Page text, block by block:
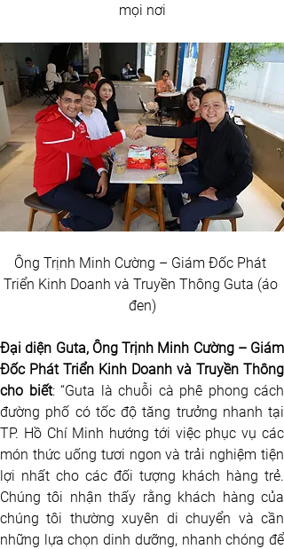
mọi nơi
Ông Trịnh Minh Cường – Giám Đốc Phát
Triển Kinh Doanh và Truyền Thông Guta (áo
đen)
Đại diện Guta, Ông Trịnh Minh Cường – Giám
Đốc Phát Triển Kinh Doanh và Truyền Thông
cho biết: “Guta là chuỗi cà phê phong cách
đường phố có tốc độ tăng trưởng nhanh tại
TP. Hồ Chí Minh hướng tới việc phục vụ các
món thức uống tươi ngon và trải nghiệm tiện
lợi nhất cho các đối tượng khách hàng trẻ.
Chúng tôi nhận thấy rằng khách hàng của
chúng tôi thường xuyên di chuyển và cần
những lựa chọn dinh dưỡng, nhanh chóng để